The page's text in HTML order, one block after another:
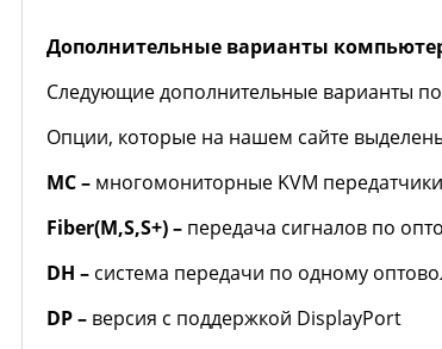
Дополнительные варианты
Следующие дополнительные варианты
Опции, которые на нашем сайте
MC – многомониторные KVM передатчики
Fiber(M,S,S+) – передача сигналов по
DH – система передачи по одному
DP– версия с поддержкой DisplayPort